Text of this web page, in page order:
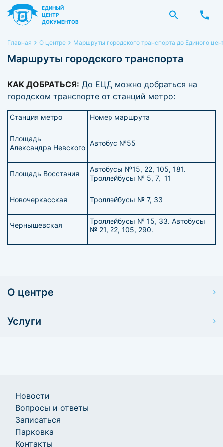
ЕДИНЫЙ
ЦЕНТР
ДОКУМЕНТОВ
Главная О центре Маршруты городского транспорта до Единого
Маршруты городского транспорта
КАК ДОБРАТЬСЯ: До ЕЦД можно добраться на
городском транспорте от станций метро:
Станция метро Номер маршрута
Площадь
Александра Невского
Автобус №55
Площадь Восстания
Автобусы №15, 22, 105, 181.
Троллейбусы № 5, 7, 11
Новочеркасская Троллейбусы № 7, 33
Чернышевская
Троллейбусы № 15, 33. Автобусы
№ 21, 22, 105, 290.
О центре
Услуги
Новости
Вопросы и ответы
Записаться
Парковка
Контакты